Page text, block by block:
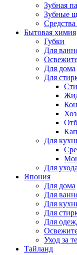
Зубная
Зубные
Бытовая химия
Губки
Для
Для дома
Для
Для
Для
Япония
Для дома
Для
Для
Для
Для
Уход за
Тайланд